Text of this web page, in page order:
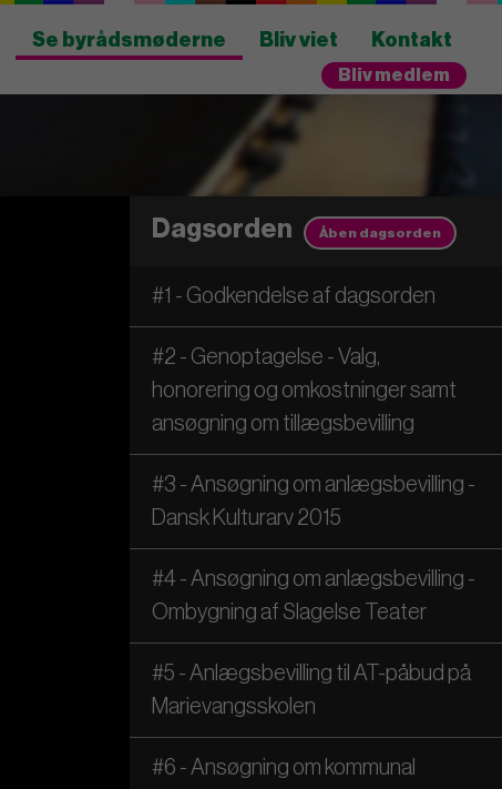
Se byrådsmøderne Bliv viet Kontakt
Bliv medlem
Dagsorden Åben dagsorden
#1 - Godkendelse af dagsorden
#2 - Genoptagelse - Valg,
honorering og omkostninger samt
ansøgning om tillægsbevilling
#3 - Ansøgning om anlægsbevilling -
Dansk Kulturarv 2015
#4 - Ansøgning om anlægsbevilling -
Ombygning af Slagelse Teater
#5 - Anlægsbevilling til AT-påbud på
Marievangsskolen
#6 - Ansøgning om kommunal